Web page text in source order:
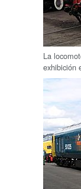
La
exhibición